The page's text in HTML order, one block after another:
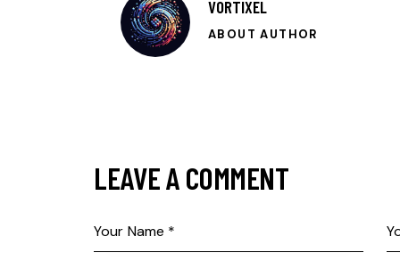
VORTIXEL
ABOUT AUTHOR
LEAVE A COMMENT